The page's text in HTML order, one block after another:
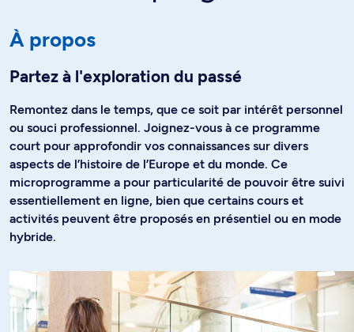
À propos
Partez à l'exploration du passé
Remontez dans le temps, que ce soit par intérêt personnel
ou souci professionnel. Joignez-vous à ce programme
court pour approfondir vos connaissances sur divers
aspects de l’histoire de l’Europe et du monde. Ce
microprogramme a pour particularité de pouvoir être suivi
essentiellement en ligne, bien que certains cours et
activités peuvent être proposés en présentiel ou en mode
hybride.